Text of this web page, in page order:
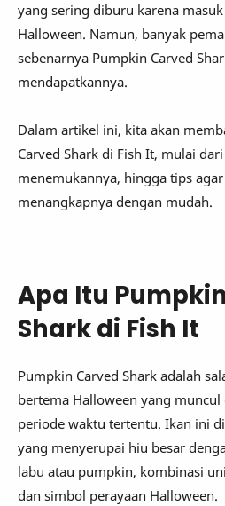
yang sering diburu karena
Halloween. Namun, banyak
sebenarnya Pumpkin Carved
mendapatkannya.
Dalam artikel ini, kita akan
Carved Shark di Fish It, mulai
menemukannya, hingga tips
menangkapnya dengan mudah.
Apa Itu
Shark di Fish It
Pumpkin Carved Shark adalah
bertema Halloween yang
periode waktu tertentu. Ikan ini
yang menyerupai hiu besar
labu atau pumpkin, kombinasi
dan simbol perayaan Halloween.